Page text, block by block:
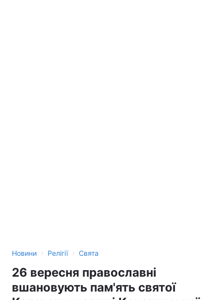
Новини › Релігії › Свята
26 вересня православні
вшановують пам'ять святої